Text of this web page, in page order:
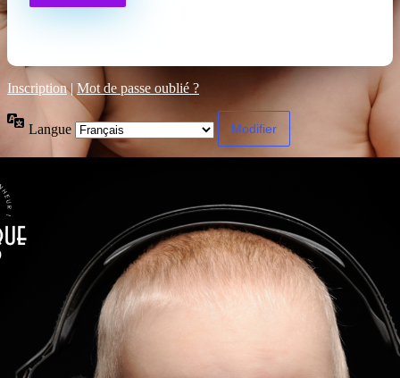
Inscription| Mot de passe oublié ?
Langue